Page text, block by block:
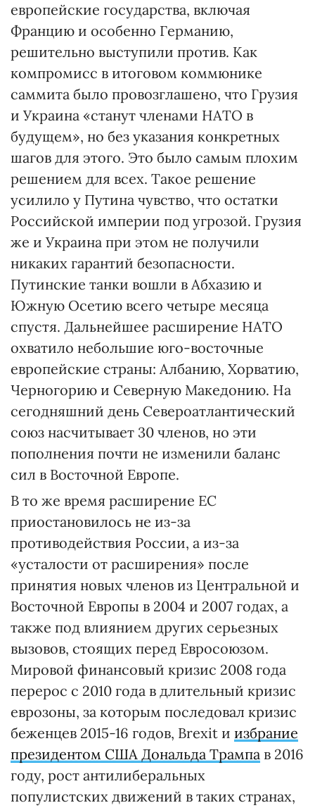
европейские государства, включая
Францию и особенно Германию,
решительно выступили против. Как
компромисс в итоговом коммюнике
саммита было провозглашено, что Грузия
и Украина «станут членами НАТО в
будущем», но без указания конкретных
шагов для этого. Это было самым плохим
решением для всех. Такое решение
усилило у Путина чувство, что остатки
Российской империи под угрозой. Грузия
же и Украина при этом не получили
никаких гарантий безопасности.
Путинские танки вошли в Абхазию и
Южную Осетию всего четыре месяца
спустя. Дальнейшее расширение НАТО
охватило небольшие юго-восточные
европейские страны: Албанию, Хорватию,
Черногорию и Северную Македонию. На
сегодняшний день Североатлантический
союз насчитывает 30 членов, но эти
пополнения почти не изменили баланс
сил в Восточной Европе.
В то же время расширение ЕС
приостановилось не из-за
противодействия России, а из-за
«усталости от расширения» после
принятия новых членов из Центральной и
Восточной Европы в 2004 и 2007 годах, а
также под влиянием других серьезных
вызовов, стоящих перед Евросоюзом.
Мировой финансовый кризис 2008 года
перерос с 2010 года в длительный кризис
еврозоны, за которым последовал кризис
беженцев 2015-16 годов, Brexit и избрание
президентом США Дональда Трампа в 2016
году, рост антилиберальных
популистских движений в таких странах,